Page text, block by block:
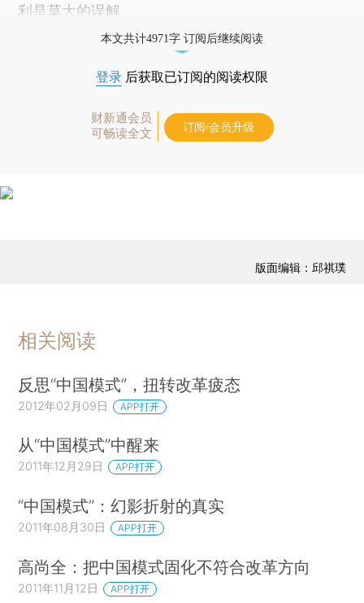
利是莫大的误解
本文共计4971字 订阅后继续阅读
登录 后获取已订阅的阅读权限
财新通会员
可畅读全文
订阅/会员升级
版面编辑：邱祺璞
相关阅读
反思“中国模式”，扭转改革疲态
2012年02月09日 APP打开
从“中国模式”中醒来
2011年12月29日 APP打开
“中国模式”：幻影折射的真实
2011年08月30日 APP打开
高尚全：把中国模式固化不符合改革方向
2011年11月12日 APP打开